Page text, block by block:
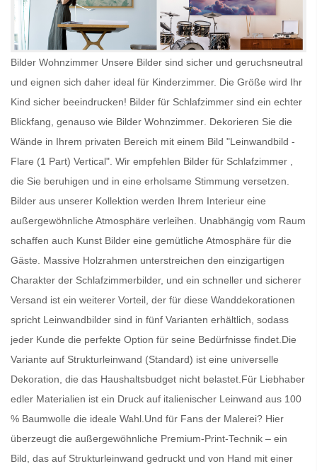
Bilder Wohnzimmer Unsere Bilder sind sicher und geruchsneutral
und eignen sich daher ideal für Kinderzimmer. Die Größe wird Ihr
Kind sicher beeindrucken! Bilder für Schlafzimmer sind ein echter
Blickfang, genauso wie Bilder Wohnzimmer . Dekorieren Sie die
Wände in Ihrem privaten Bereich mit einem Bild "Leinwandbild -
Flare (1 Part) Vertical". Wir empfehlen Bilder für Schlafzimmer
die Sie beruhigen und in eine erholsame Stimmung versetzen.
Bilder aus unserer Kollektion werden Ihrem Interieur eine
außergewöhnliche Atmosphäre verleihen. Unabhängig vom Raum
schaffen auch Kunst Bilder eine gemütliche Atmosphäre für die
Gäste. Massive Holzrahmen unterstreichen den einzigartigen
Charakter der Schlafzimmerbilder, und ein schneller und sicherer
Versand ist ein weiterer Vorteil, der für diese Wanddekorationen
spricht Leinwandbilder sind in fünf Varianten erhältlich, sodass
jeder Kunde die perfekte Option für seine Bedürfnisse findet.Die
Variante auf Strukturleinwand (Standard) ist eine universelle
Dekoration, die das Haushaltsbudget nicht belastet.Für Liebhaber
edler Materialien ist ein Druck auf italienischer Leinwand aus 100
% Baumwolle die ideale Wahl.Und für Fans der Malerei? Hier
überzeugt die außergewöhnliche Premium-Print-Technik – ein
Bild, das auf Strukturleinwand gedruckt und von Hand mit einer